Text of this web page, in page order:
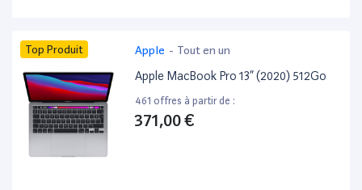
Top Produit Apple - Tout en un
Apple MacBook Pro 13” (2020) 512Go
461 offres à partir de :
371,00 €